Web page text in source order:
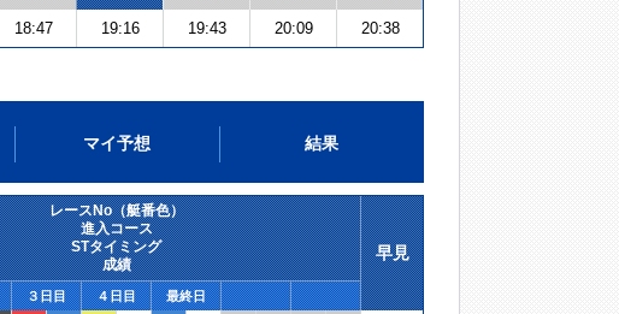
18:47 19:16 19:43 20:09 20:38
マイ予想 結果
レースNo（艇番色）
進入コース
STタイミング
成績
早見
３日目 ４日目 最終日